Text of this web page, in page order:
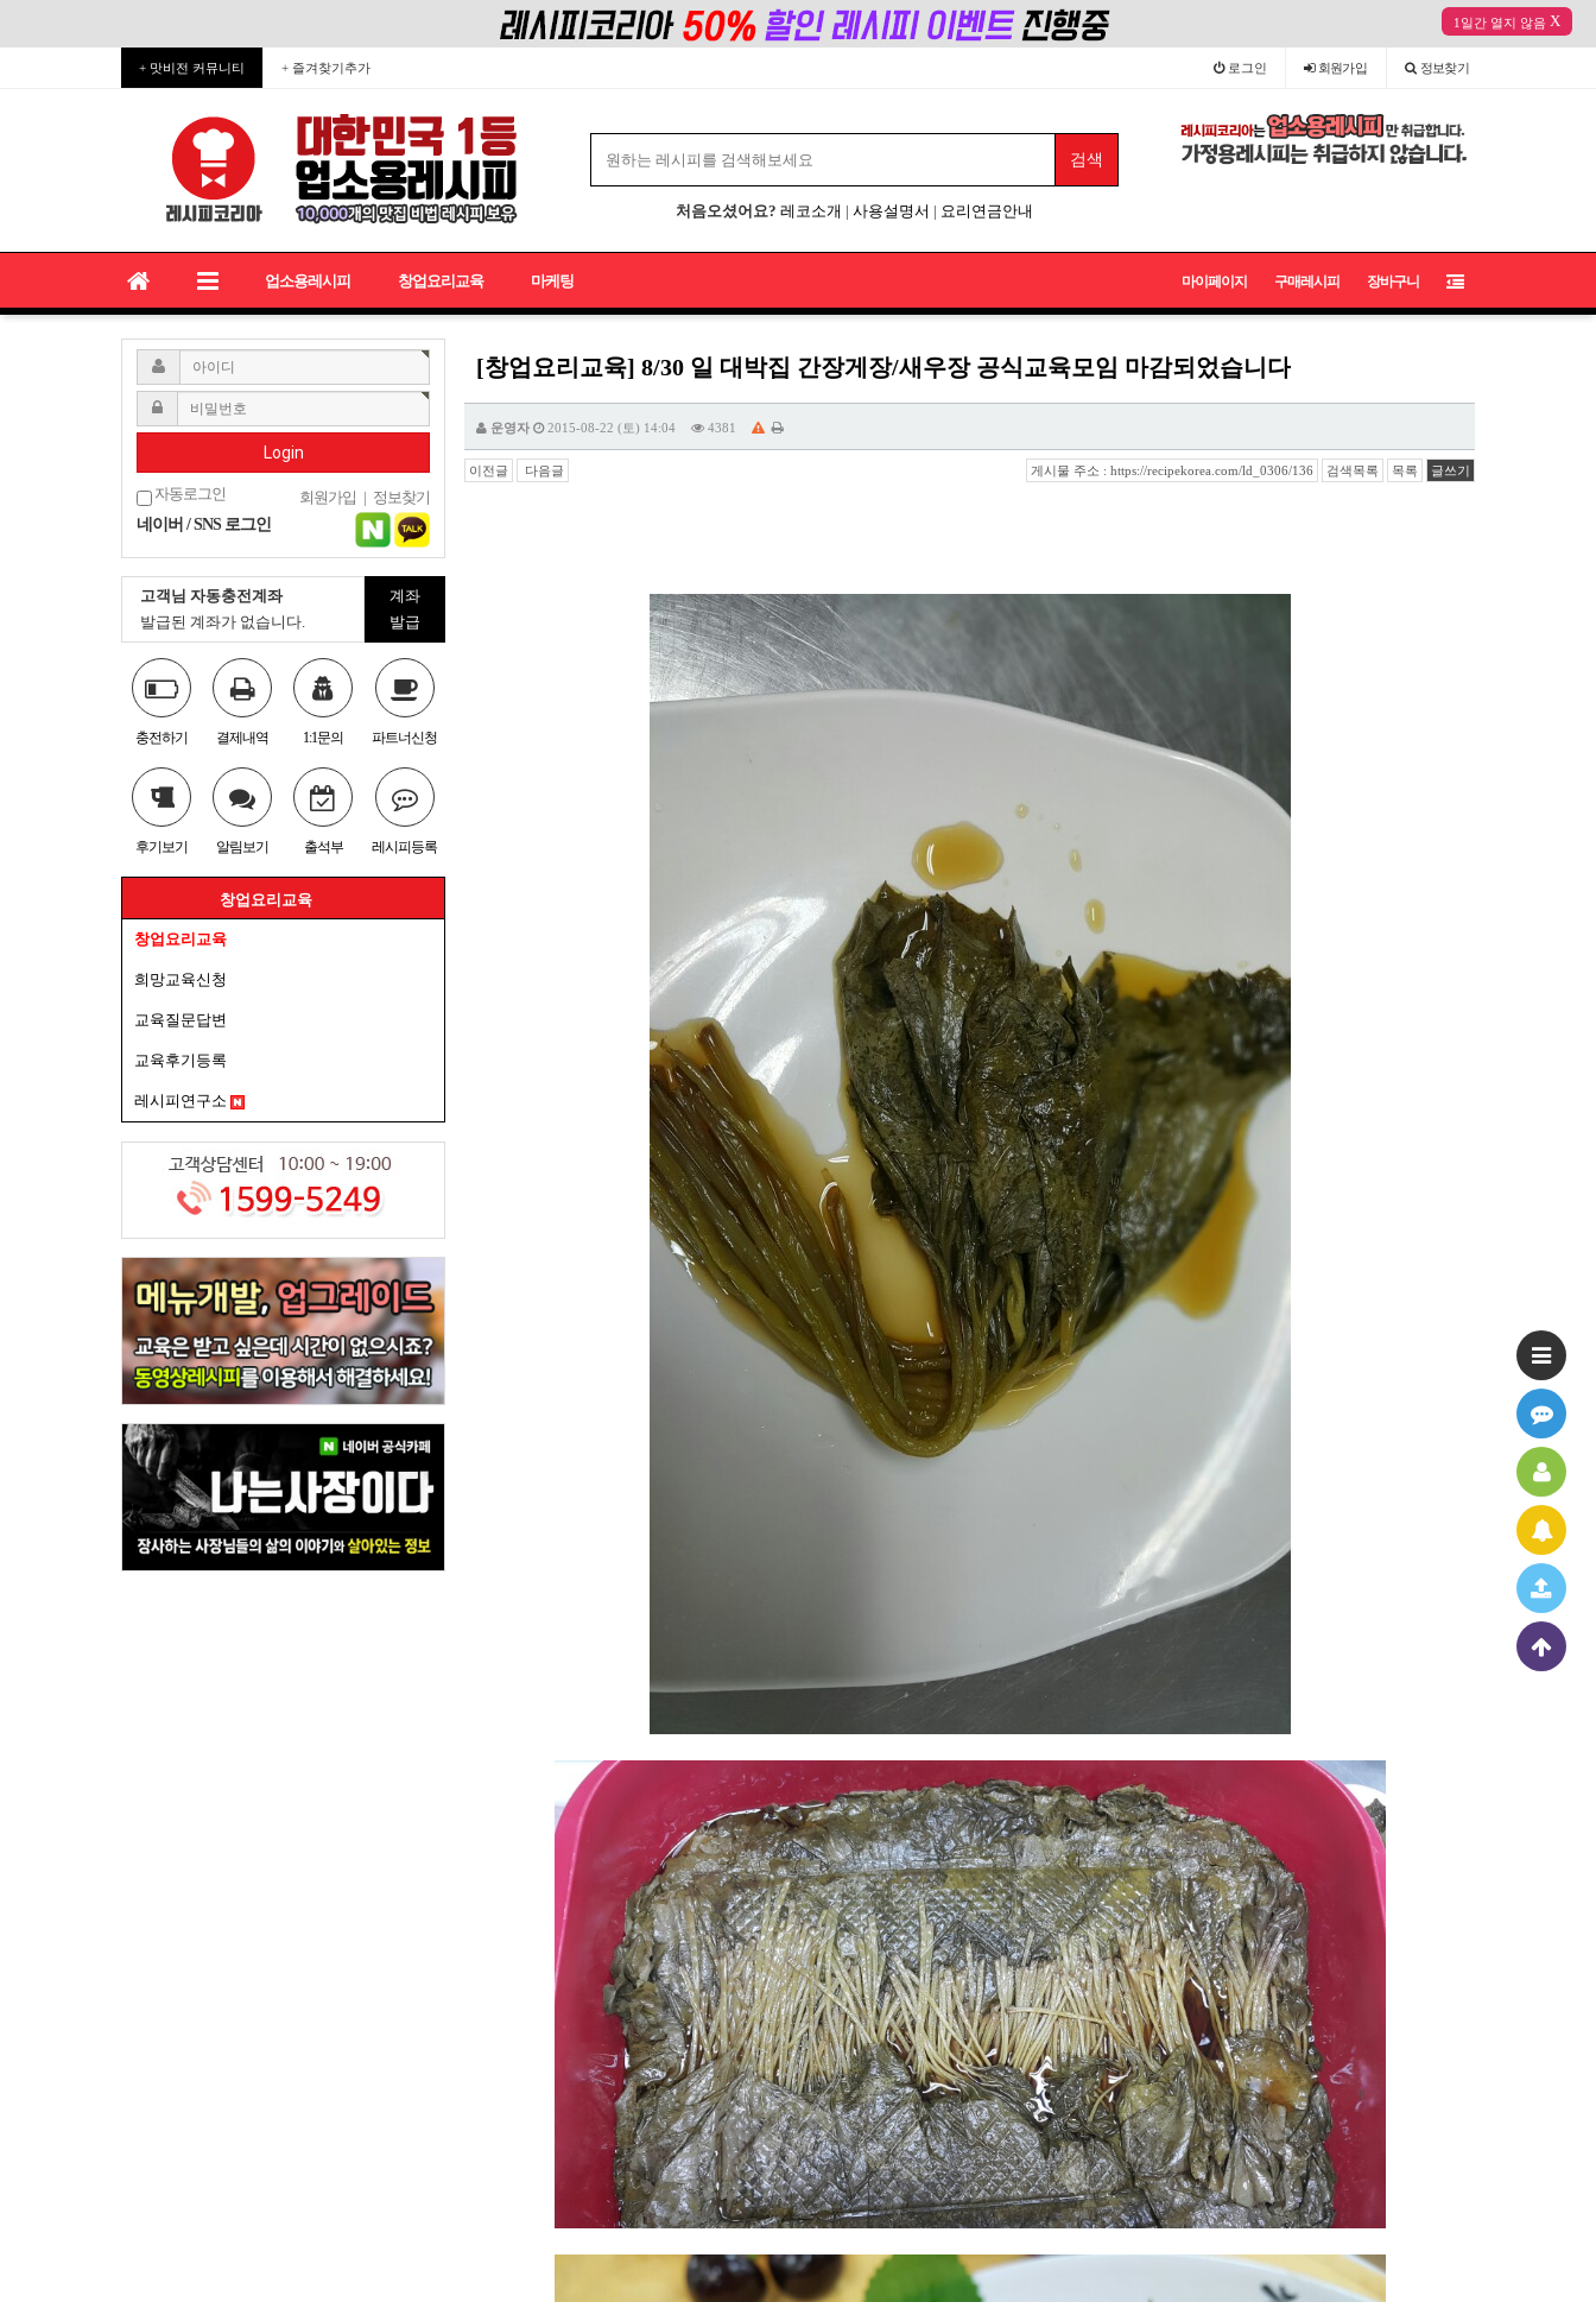
1일간 열지 않음 X
+ 맛비전 커뮤니티 + 즐겨찾기추가 로그인 회원가입 정보찾기
처음오셨어요? 레코소개 | 사용설명서 | 요리연금안내
마이페이지 구매레시피 장바구니
업소용레시피 창업요리교육 마케팅
Login
자동로그인 회원가입 | 정보찾기
네이버 / SNS 로그인
고객님 자동충전계좌
발급된 계좌가 없습니다.
계좌
발급
충전하기 결제내역 1:1문의 파트너신청
후기보기 알림보기 출석부 레시피등록
창업요리교육
창업요리교육
희망교육신청
교육질문답변
교육후기등록
레시피연구소
[창업요리교육] 8/30 일 대박집 간장게장/새우장 공식교육모임 마감되었습니다
운영자 2015-08-22 (토) 14:04 4381
이전글 다음글 게시물 주소 : https://recipekorea.com/ld_0306/136 검색목록 목록 글쓰기